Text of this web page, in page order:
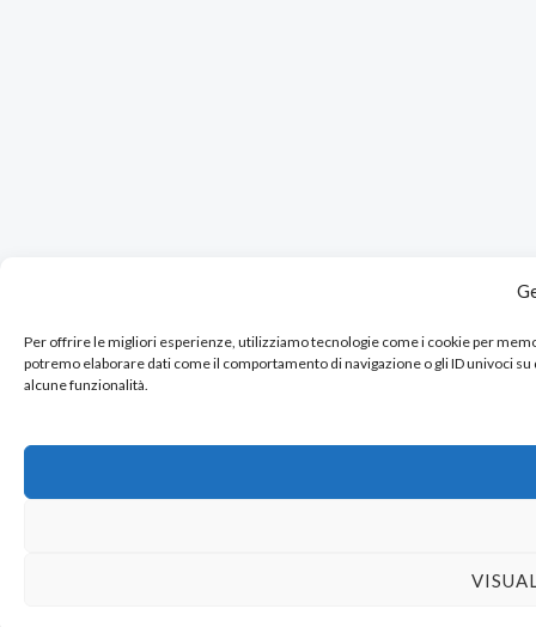
Per offrire le migliori esperienze, utilizziamo tecnologie come i cookie per
potremo elaborare dati come il comportamento di navigazione o gli ID univoci
alcune funzionalità.